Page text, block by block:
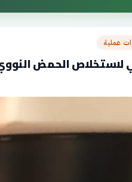
عملية
لاستخلاص الحمض